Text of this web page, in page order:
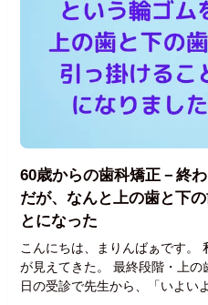
60歳からの歯科矯正－終
だが、なんと上の歯と下
とになった
こんにちは、まりんばぁです。
が見えてきた。 最終段階・上
日の受診で先生から、「いよい